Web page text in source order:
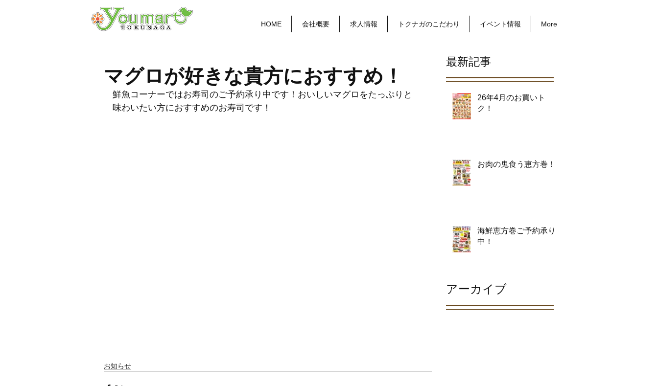
HOME 会社概要 求人情報 トクナガのこだわり イベント情報 More
マグロが好きな貴方におすすめ！
鮮魚コーナーではお寿司のご予約承り中です！おいしいマグロをたっぷりと
味わいたい方におすすめのお寿司です！
お知らせ
最新記事
26年4月のお買いト
ク！
お肉の鬼食う恵方巻！
海鮮恵方巻ご予約承り
中！
アーカイブ